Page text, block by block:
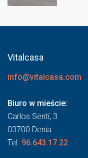
Vitalcasa
info@vitalcasa.com
Biuro w mieście:
Carlos Sentí, 3
03700 Denia
Tel. 96.643.17.22